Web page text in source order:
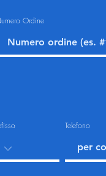
Ordine
Telefono